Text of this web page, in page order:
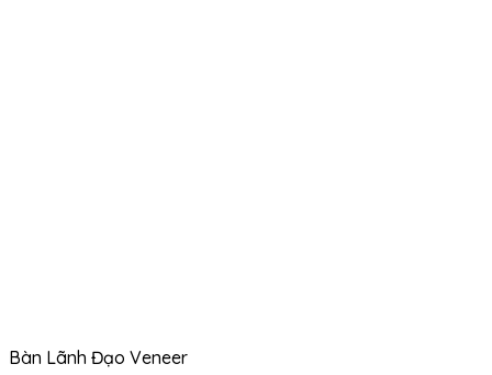
Bàn Lãnh Đạo Veneer